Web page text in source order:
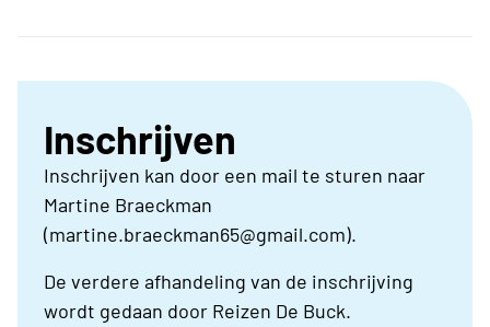
Inschrijven
Inschrijven kan door een mail te sturen naar
Martine Braeckman
(martine.braeckman65@gmail.com).
De verdere afhandeling van de inschrijving
wordt gedaan door Reizen De Buck.